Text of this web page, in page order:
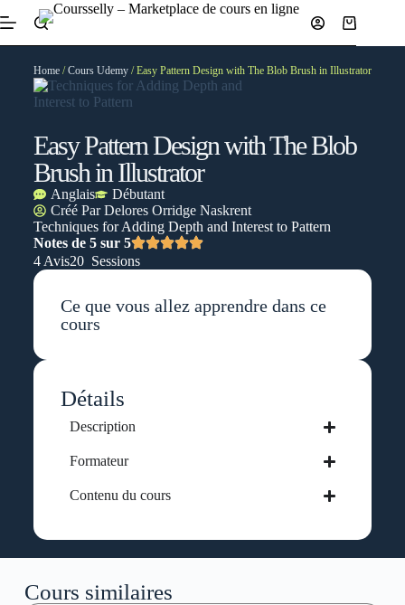
Home/Cours Udemy/ Easy Pattern Design with The Blob Brush in Illustrator
Easy Pattern Design with The Blob
Brush in Illustrator
Anglais
Débutant
Créé ParDelores Orridge Naskrent
Techniques for Adding Depth and Interest to Pattern
Notes de 5 sur 5
4 Avis20 Sessions
Ce que vous allez apprendre dans ce
cours
Détails
Description
Formateur
Contenu du cours
Cours similaires